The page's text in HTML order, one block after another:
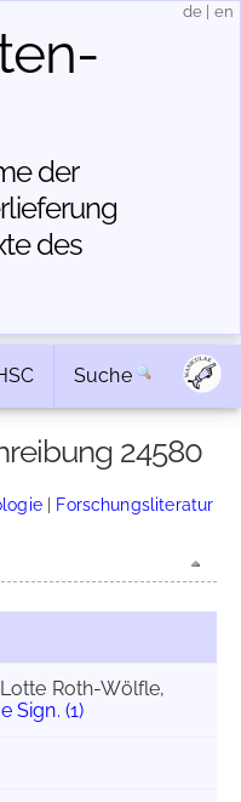
der
des
de en
Suche
24580
| Forschungsliteratur
Roth-Wölfle,
Sign. (1)